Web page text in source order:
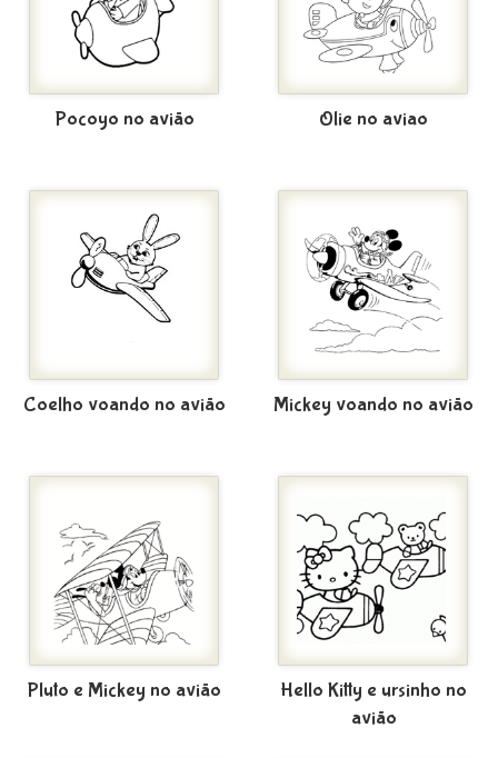
Pocoyo no avião Olie no aviao
Coelho voando no avião Mickey voando no avião
Pluto e Mickey no avião
Hello Kitty e ursinho no
avião